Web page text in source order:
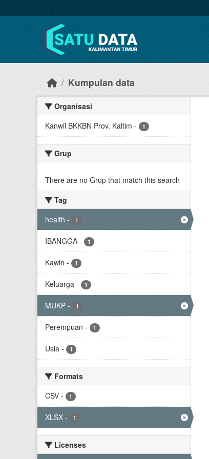
Kumpulan data
Organisasi
Kanwil BKKBN Prov. Kaltim - 1
Grup
There are no Grup that match this search
Tag
health - 1
IBANGGA - 1
Kawin - 1
Keluarga - 1
MUKP - 1
Perempuan - 1
Usia - 1
Formats
CSV - 1
XLSX - 1
Licenses